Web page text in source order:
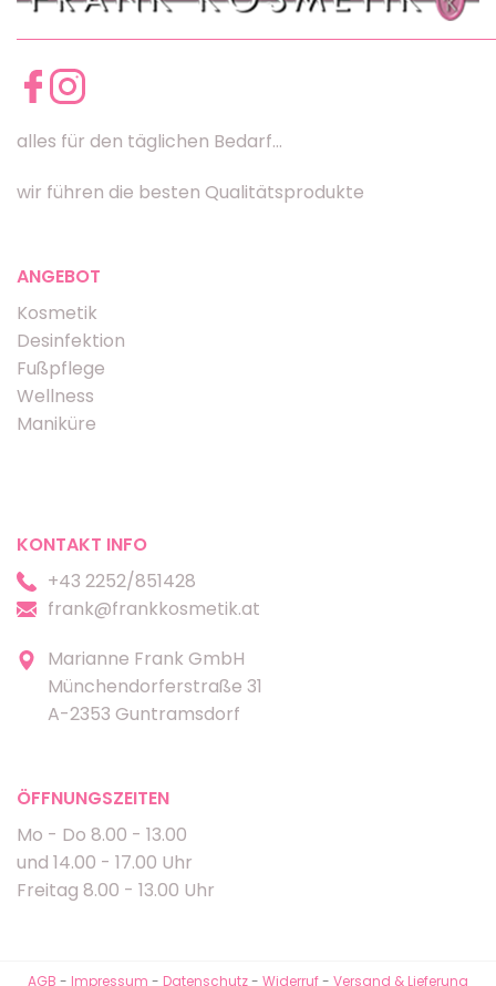
alles für den täglichen Bedarf...
wir führen die besten Qualitätsprodukte
ANGEBOT
Kosmetik
Desinfektion
Fußpflege
Wellness
Maniküre
KONTAKT INFO
+43 2252/851428
frank@frankkosmetik.at
Marianne Frank GmbH
Münchendorferstraße 31
A-2353 Guntramsdorf
ÖFFNUNGSZEITEN
Mo - Do 8.00 - 13.00
und 14.00 - 17.00 Uhr
Freitag 8.00 - 13.00 Uhr
AGB - Impressum - Datenschutz- Widerruf- Versand & Lieferung